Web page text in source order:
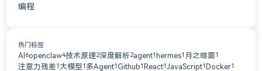
编程
热门标签
AI 6openclaw4技术原理2深度解析2agent1 hermes1 月之暗面1
注意力残差1 大模型1 多Agent1Github1 React1 JavaScript1 Docker1